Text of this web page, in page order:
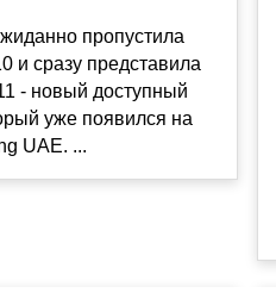
пропустила
и сразу представила
- новый доступный
уже появился на
UAE. ...